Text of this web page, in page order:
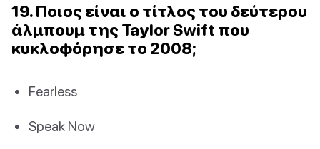
19. Ποιος είναι ο τίτλος του δεύτερου
άλμπουμ της Taylor Swift που
κυκλοφόρησε το 2008;
Fearless
Speak Now